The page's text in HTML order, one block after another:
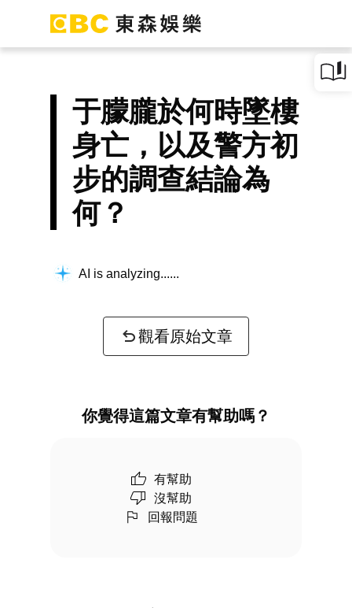
于朦朧於何時墜樓
身亡，以及警方初
步的調查結論為
何？
AI is analyzing...
觀看原始文章
你覺得這篇文章有幫助嗎？
有幫助
沒幫助
回報問題